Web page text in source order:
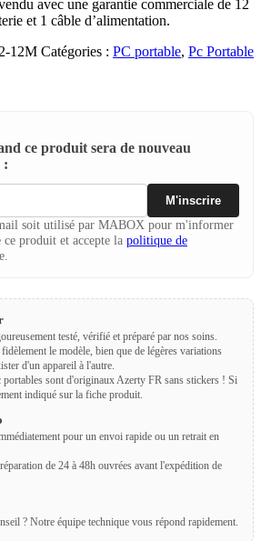
avec une garantie commerciale de 12
et 1 câble d’alimentation.
12M Catégories : PC portable, Pc Portable
ce produit sera de nouveau
:
M'inscrire
soit utilisé par MABOX pour m'informer
produit et accepte la politique de
testé, vérifié et préparé par nos soins.
le modèle, bien que de légères variations
d'un appareil à l'autre.
portables sont d'originaux Azerty FR sans stickers ! Si
indiqué sur la fiche produit.
pour un envoi rapide ou un retrait en
de 24 à 48h ouvrées avant l'expédition de
? Notre équipe technique vous répond rapidement.